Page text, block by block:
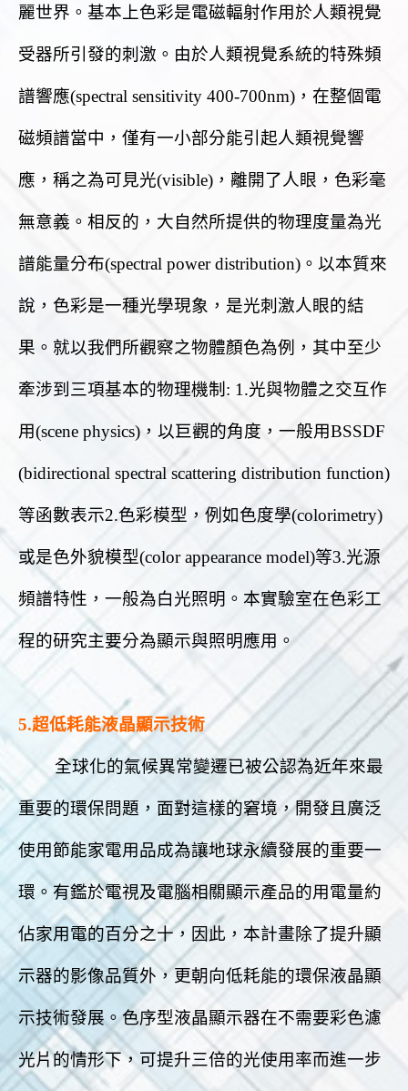
麗世界。基本上色彩是電磁輻射作用於人類視覺
受器所引發的刺激。由於人類視覺系統的特殊頻
譜響應(spectral sensitivity 400-700nm)，在整個電
磁頻譜當中，僅有一小部分能引起人類視覺響
應，稱之為可見光(visible)，離開了人眼，色彩毫
無意義。相反的，大自然所提供的物理度量為光
譜能量分布(spectral power distribution)。以本質來
說，色彩是一種光學現象，是光刺激人眼的結
果。就以我們所觀察之物體顏色為例，其中至少
牽涉到三項基本的物理機制: 1.光與物體之交互作
用(scene physics)，以巨觀的角度，一般用BSSDF
(bidirectional spectral scattering distribution function)
等函數表示2.色彩模型，例如色度學(colorimetry)
或是色外貌模型(color appearance model)等3.光源
頻譜特性，一般為白光照明。本實驗室在色彩工
程的研究主要分為顯示與照明應用。
5.超低耗能液晶顯示技術
全球化的氣候異常變遷已被公認為近年來最
重要的環保問題，面對這樣的窘境，開發且廣泛
使用節能家電用品成為讓地球永續發展的重要一
環。有鑑於電視及電腦相關顯示產品的用電量約
佔家用電的百分之十，因此，本計畫除了提升顯
示器的影像品質外，更朝向低耗能的環保液晶顯
示技術發展。色序型液晶顯示器在不需要彩色濾
光片的情形下，可提升三倍的光使用率而進一步